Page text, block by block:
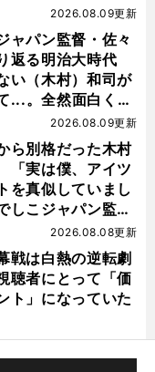
ャパン監督・佐々
返る明治大時代
い（木村）和司が
...。全然面白くな
た」
2026.08.09更新
ら別格だった木村
実は僕、アイツ
を真似していまし
しこジャパン監
夫
2026.08.09更新
戦は白熱の逆転劇
聴者にとって「価
ト」になっていた
2026.08.08更新